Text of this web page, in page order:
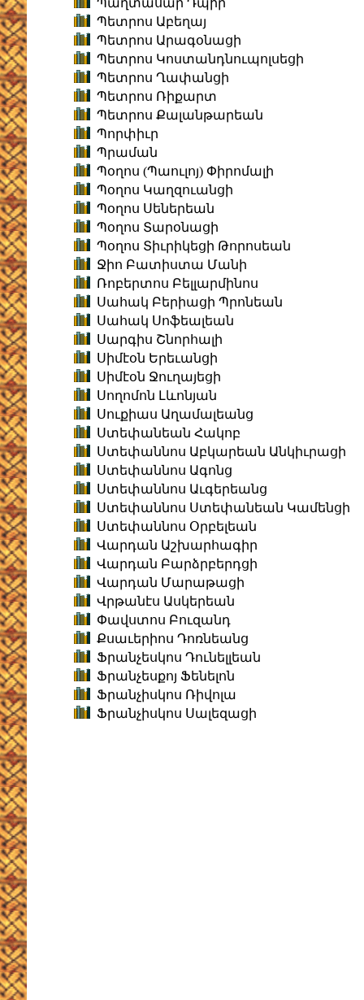
Պաղտասար Դպիր
Պետրոս Աբեղայ
Պետրոս Արագօնացի
Պետրոս Կոստանդնուպոլսեցի
Պետրոս Ղափանցի
Պետրոս Ռիքարտ
Պետրոս Քալանթարեան
Պորփիւր
Պրաման
Պօղոս (Պաուլոյ) Փիրոմալի
Պօղոս Կաղզուանցի
Պօղոս Սեներեան
Պօղոս Տարօնացի
Պօղոս Տիւրիկեցի Թորոսեան
Ջիո Բատիստա Մանի
Ռոբերտոս Բելլարմինոս
Սահակ Բերիացի Պրոնեան
Սահակ Սոֆեալեան
Սարգիս Շնորհալի
Սիմէօն Երեւանցի
Սիմէօն Ջուղայեցի
Սողոմոն Լևոնյան
Սուքիաս Աղամալեանց
Ստեփանեան Հակոբ
Ստեփաննոս Աբկարեան Անկիւրացի
Ստեփաննոս Ագոնց
Ստեփաննոս Աւգերեանց
Ստեփաննոս Ստեփանեան Կամենցի
Ստեփաննոս Օրբելեան
Վարդան Աշխարհագիր
Վարդան Բարձրբերդցի
Վարդան Մարաթացի
Վրթանէս Ասկերեան
Փավստոս Բուզանդ
Քսաւերիոս Դոռնեանց
Ֆրանչեսկոս Դունելլեան
Ֆրանչեսքոյ Ֆենելոն
Ֆրանչիսկոս Ռիվոլա
Ֆրանչիսկոս Սալեզացի